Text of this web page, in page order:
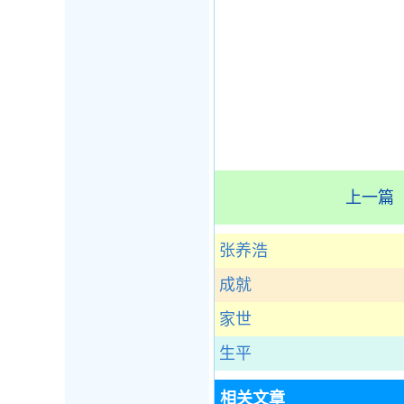
上一篇
张养浩
成就
家世
生平
相关文章